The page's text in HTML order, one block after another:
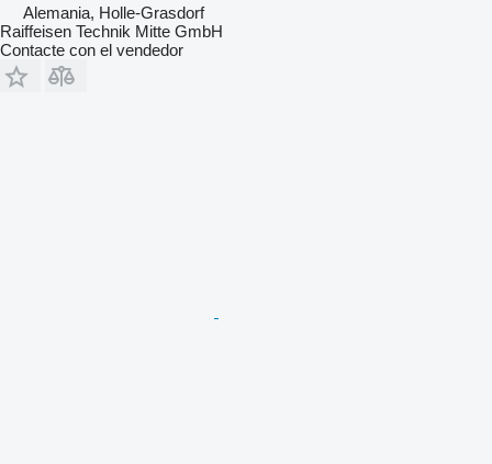
Alemania, Holle-Grasdorf
Raiffeisen Technik Mitte GmbH
Contacte con el vendedor